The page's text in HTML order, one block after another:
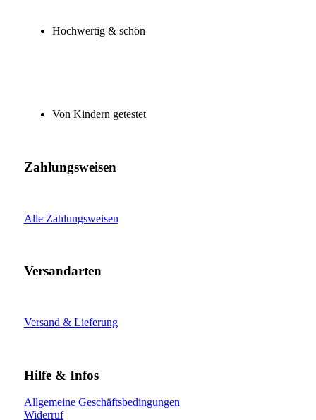
Hochwertig & schön
Von Kindern getestet
Zahlungsweisen
Alle Zahlungsweisen
Versandarten
Versand & Lieferung
Hilfe & Infos
Allgemeine Geschäftsbedingungen
Widerruf